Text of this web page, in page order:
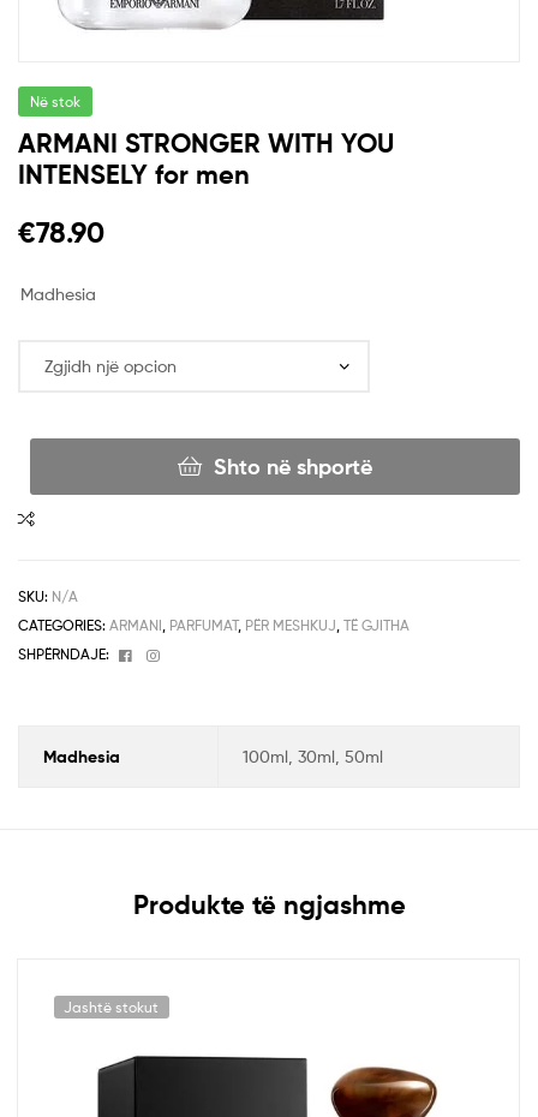
Në stok
ARMANI STRONGER WITH YOU
INTENSELY for men
€78.90
Madhesia
Shto në shportë
SKU: N/A
CATEGORIES: ARMANI PARFUMAT, PËR MESHKUJ TË GJITHA
SHPËRNDAJE:
Facebook
Instagram
Madhesia 100ml, 30ml, 50ml
Produkte të ngjashme
Jashtë stokut